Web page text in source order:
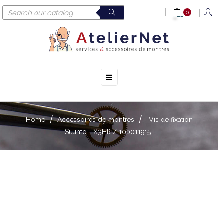
0
Toggle
navigation
☰
Home Accessoires de montres
Vis de fixation
Suunto - X3HR / 100011915